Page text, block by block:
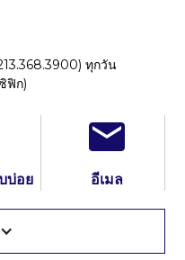
ทุกวัน
ฟิก)
บ่อย อีเมล